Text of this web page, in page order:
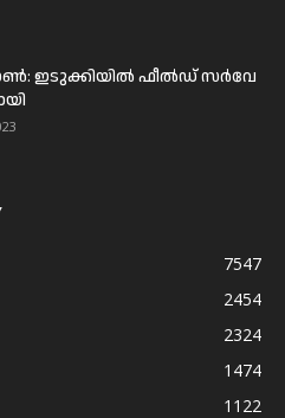
ഇടുക്കിയില്‍ ഫീല്‍ഡ് സര്‍വേ
7547
2454
2324
1474
1122